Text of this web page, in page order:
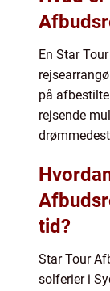
En Star
på
rejsende
tid?
Star Tour
solferier i